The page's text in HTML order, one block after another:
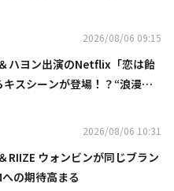
2026/08/06 09:15
ハヨン出演のNetflix「恋は飴
スシーンが登場！？“浪漫と
2026/08/06 10:31
RIIZE ウォンビンが同じブラン
の期待高まる